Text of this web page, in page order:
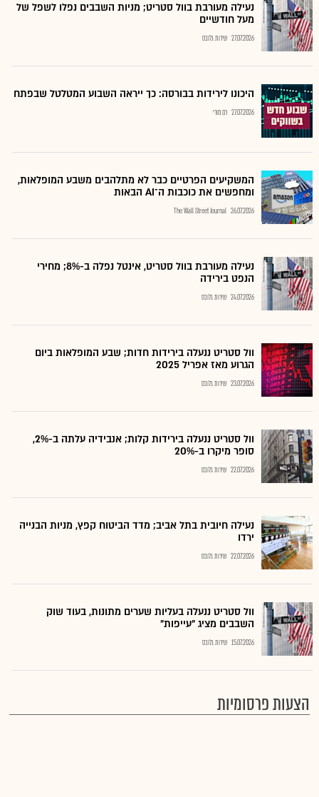
נעילה מעורבת בוול סטריט; מניות השבבים נפלו לשפל של
מעל חודשיים
27.07.2026 שירות גלובס
היכונו לירידות בבורסה: כך ייראה השבוע המטלטל שבפתח
27.07.2026 רם מורי
המשקיעים הפרטיים כבר לא מתלהבים משבע המופלאות,
ומחפשים את כוכבות ה־AI הבאות
26.07.2026
The Wall Street Journal
נעילה מעורבת בוול סטריט, אינטל נפלה ב-8%; מחירי
הנפט בירידה
24.07.2026 שירות גלובס
וול סטריט ננעלה בירידות חדות; שבע המופלאות ביום
הגרוע מאז אפריל 2025
23.07.2026 שירות גלובס
וול סטריט ננעלה בירידות קלות; אנבידיה עלתה ב-2%,
סופר מיקרו ב-20%
22.07.2026 שירות גלובס
נעילה חיובית בתל אביב; מדד הביטוח קפץ, מניות הבנייה
ירדו
22.07.2026 שירות גלובס
וול סטריט ננעלה בעליות שערים מתונות, בעוד שוק
השבבים מציג "עייפות"
15.07.2026 שירות גלובס
הצעות פרסומיות